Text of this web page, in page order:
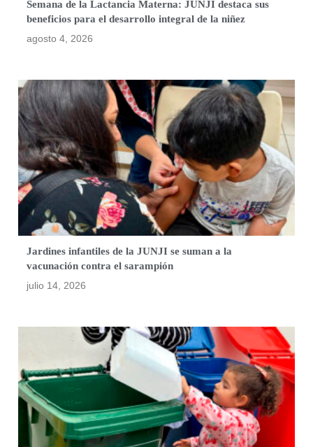
Semana de la Lactancia Materna: JUNJI destaca sus
beneficios para el desarrollo integral de la niñez
agosto 4, 2026
Jardines infantiles de la JUNJI se suman a la
vacunación contra el sarampión
julio 14, 2026